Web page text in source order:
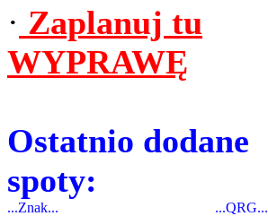
· Zaplanuj tu
WYPRAWĘ
Ostatnio dodane
spoty:
...Znak... ...QRG...